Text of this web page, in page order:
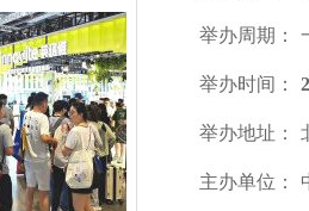
举办周期：
举办时间：
举办地址：
主办单位：